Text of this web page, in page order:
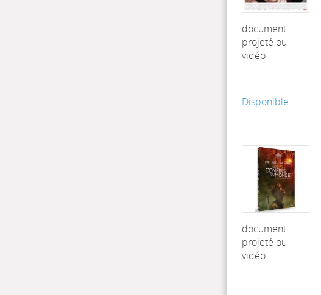
document
projeté ou
vidéo
Disponible
document
projeté ou
vidéo